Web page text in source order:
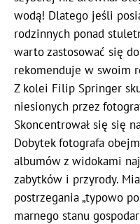
wodą! Dlatego jeśli
rodzinnych ponad
warto zastosować się
rekomenduje w swoim
Z kolei Filip Springer
niesionych przez
Skoncentrował się się
Dobytek fotografa
albumów z widokami
zabytków i przyrody.
postrzegania „typowo
marnego stanu